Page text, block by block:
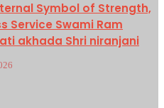
Symbol of Strength,
Service Swami Ram
akhada Shri niranjani